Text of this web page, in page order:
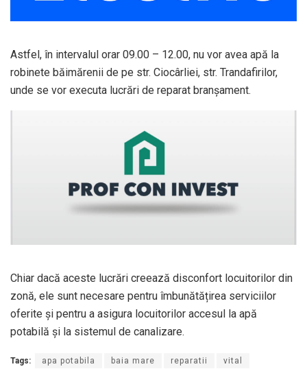
Astfel, în intervalul orar 09.00 – 12.00, nu vor avea apă la
robinete băimărenii de pe str. Ciocârliei, str. Trandafirilor,
unde se vor executa lucrări de reparat branșament.
Chiar dacă aceste lucrări creează disconfort locuitorilor din
zonă, ele sunt necesare pentru îmbunătățirea serviciilor
oferite și pentru a asigura locuitorilor accesul la apă
potabilă și la sistemul de canalizare.
Tags: apa potabila baia mare reparatii vital